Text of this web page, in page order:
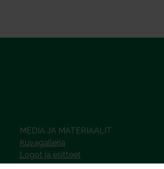
MEDIA JA MATERIAALIT
Kuvagalleria
Logot ja esitteet
Tiedotearkisto